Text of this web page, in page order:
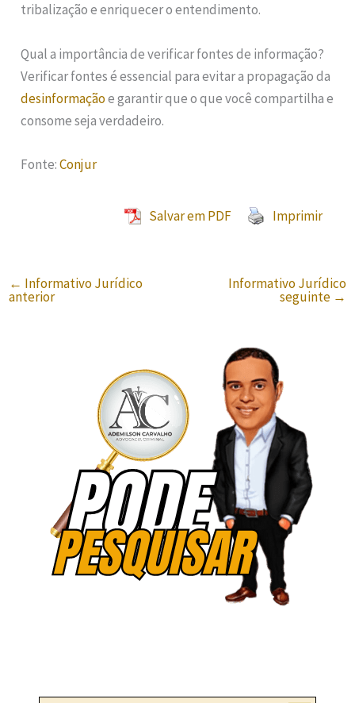
tribalização e enriquecer o entendimento.
Qual a importância de verificar fontes de informação?
Verificar fontes é essencial para evitar a propagação da
desinformaçãoe garantir que o que você compartilha e
consome seja verdadeiro.
Fonte:Conjur
Salvar em PDF Imprimir
← Informativo Jurídico
anterior
Informativo Jurídico
seguinte →